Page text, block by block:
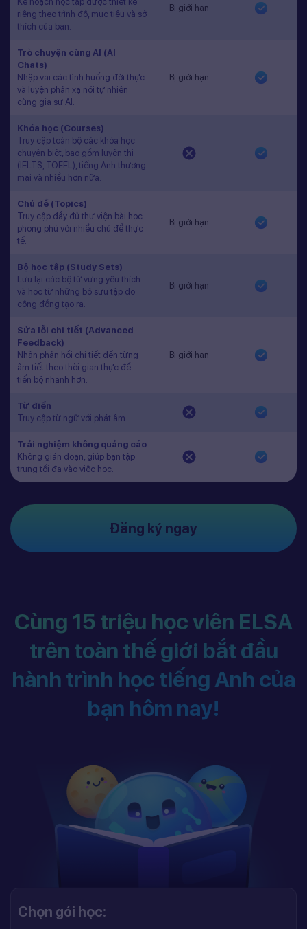
riêng theo trình độ, mục tiêu và sở
thích của bạn.
Bị giới hạn
Trò chuyện cùng AI (AI
Chats)
Nhập vai các tình huống đời thực
và luyện phản xạ nói tự nhiên
cùng gia sư AI.
Bị giới hạn
Khóa học (Courses)
Truy cập toàn bộ các khóa học
chuyên biệt, bao gồm luyện thi
(IELTS, TOEFL), tiếng Anh thương
mại và nhiều hơn nữa.
Chủ đề (Topics)
Truy cập đầy đủ thư viện bài học
phong phú với nhiều chủ đề thực
tế.
Bị giới hạn
Bộ học tập (Study Sets)
Lưu lại các bộ từ vựng yêu thích
và học từ những bộ sưu tập do
cộng đồng tạo ra.
Bị giới hạn
Sửa lỗi chi tiết (Advanced
Feedback)
Nhận phản hồi chi tiết đến từng
âm tiết theo thời gian thực để
tiến bộ nhanh hơn.
Bị giới hạn
Từ điển
Truy cập từ ngữ với phát âm
Trải nghiệm không quảng cáo
Không gián đoạn, giúp bạn tập
trung tối đa vào việc học.
Đăng ký ngay
Cùng 15 triệu học viên ELSA
trên toàn thế giới bắt đầu
hành trình học tiếng Anh của
bạn hôm nay!
Chọn gói học: